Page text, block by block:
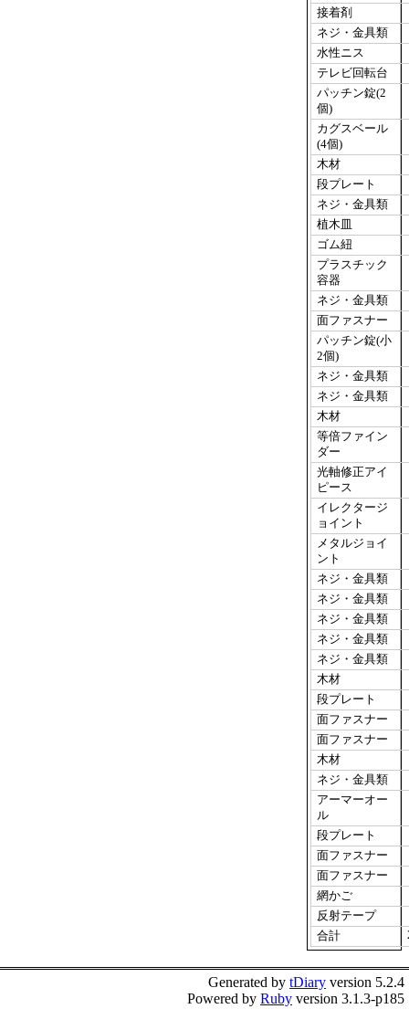
接着剤
ネジ・金具類
水性ニス
テレビ回転台
パッチン錠(2
個)
カグスベール
(4個)
木材
段プレート
ネジ・金具類
植木皿
ゴム紐
プラスチック
容器
ネジ・金具類
面ファスナー
パッチン錠(小
2個)
ネジ・金具類
ネジ・金具類
木材
等倍ファイン
ダー
光軸修正アイ
ピース
イレクタージ
ョイント
メタルジョイ
ント
ネジ・金具類
ネジ・金具類
ネジ・金具類
ネジ・金具類
ネジ・金具類
木材
段プレート
面ファスナー
面ファスナー
木材
ネジ・金具類
アーマーオー
ル
段プレート
面ファスナー
面ファスナー
網かご
反射テープ
合計
Generated by tDiary version 5.2.4
Powered by Ruby version 3.1.3-p185